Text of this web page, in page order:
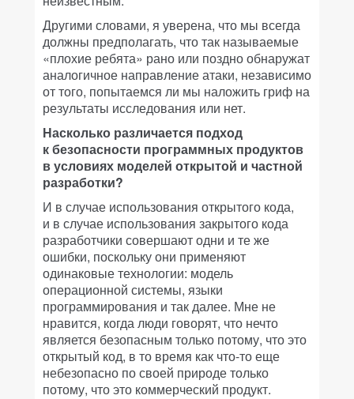
Другими словами, я уверена, что мы всегда
должны предполагать, что так называемые
«плохие ребята» рано или поздно обнаружат
аналогичное направление атаки, независимо
от того, попытаемся ли мы наложить гриф на
результаты исследования или нет.
Насколько различается подход
к безопасности программных продуктов
в условиях моделей открытой и частной
разработки?
И в случае использования открытого кода,
и в случае использования закрытого кода
разработчики совершают одни и те же
ошибки, поскольку они применяют
одинаковые технологии: модель
операционной системы, языки
программирования и так далее. Мне не
нравится, когда люди говорят, что нечто
является безопасным только потому, что это
открытый код, в то время как что-то еще
небезопасно по своей природе только
потому, что это коммерческий продукт.